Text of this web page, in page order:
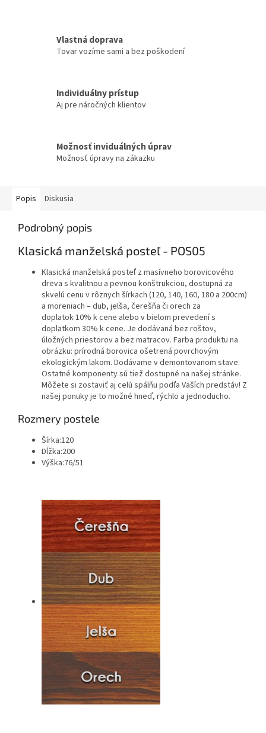
Vlastná doprava
Tovar vozíme sami a bez poškodení
Individuálny prístup
Aj pre náročných klientov
Možnosť inviduálných úprav
Možnosť úpravy na zákazku
Popis Diskusia
Podrobný popis
Klasická manželská posteľ - POS05
Klasická manželská posteľ z masívneho borovicového
dreva s kvalitnou a pevnou konštrukciou, dostupná za
skvelú cenu v rôznych šírkach (120, 140, 160, 180 a 200cm)
a moreniach – dub, jelša, čerešňa či orech za
doplatok 10% k cene alebo v bielom prevedení s
doplatkom 30% k cene. Je dodávaná bez roštov,
úložných priestorov a bez matracov. Farba produktu na
obrázku: prírodná borovica ošetrená povrchovým
ekologickým lakom. Dodávame v demontovanom stave.
Ostatné komponenty sú tiež dostupné na našej stránke.
Môžete si zostaviť aj celú spálňu podľa Vaších predstáv! Z
našej ponuky je to možné hneď, rýchlo a jednoducho.
Rozmery postele
Šírka:120
Dĺžka:200
Výška:76/51